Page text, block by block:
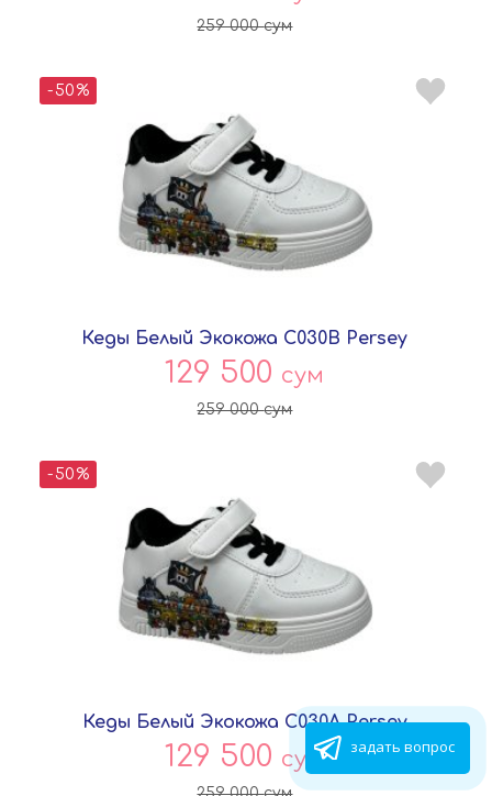
задать вопрос
259 000сум
-50%
Кеды Белый Экокожа C030B Persey
129 500 сум
259 000сум
-50%
Кеды Белый Экокожа C030A Persey
129 500 сум